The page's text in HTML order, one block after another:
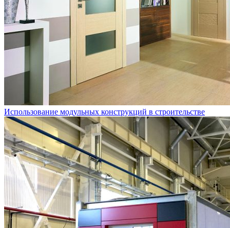
Использование модульных конструкций в строительстве